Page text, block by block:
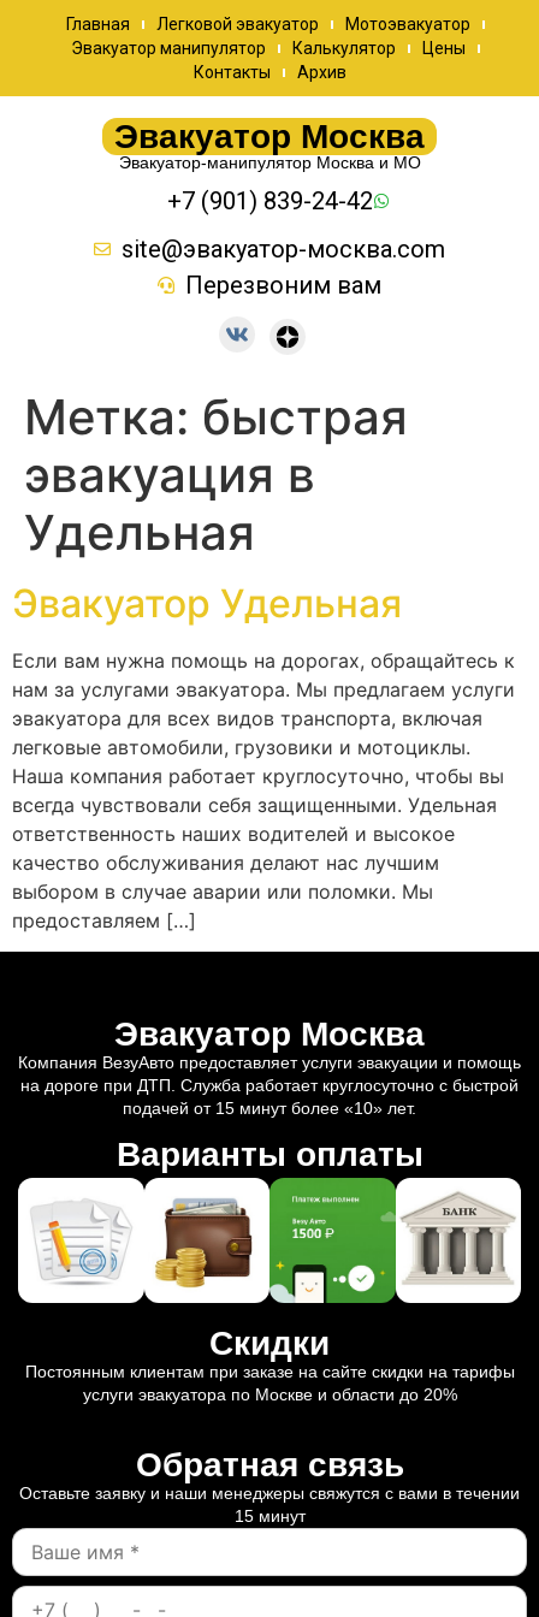
Главная Легковой эвакуатор
Мотоэвакуатор
Эвакуатор манипулятор
Калькулятор
Цены
Контакты
Архив
Эвакуатор Москва
Эвакуатор-манипулятор Москва и МО
+7 (901) 839-24-42
site@эвакуатор-москва.com
Перезвоним вам
Метка: быстрая
эвакуация в
Удельная
Эвакуатор Удельная
Если вам нужна помощь на дорогах, обращайтесь к
нам за услугами эвакуатора. Мы предлагаем услуги
эвакуатора для всех видов транспорта, включая
легковые автомобили, грузовики и мотоциклы.
Наша компания работает круглосуточно, чтобы вы
всегда чувствовали себя защищенными. Удельная
ответственность наших водителей и высокое
качество обслуживания делают нас лучшим
выбором в случае аварии или поломки. Мы
предоставляем […]
Эвакуатор Москва
Компания ВезуАвто предоставляет услуги эвакуации и помощь
на дороге при ДТП. Служба работает круглосуточно с быстрой
подачей от 15 минут более «10» лет.
Варианты оплаты
Скидки
Постоянным клиентам при заказе на сайте скидки на тарифы
услуги эвакуатора по Москве и области до 20%
Обратная связь
Оставьте заявку и наши менеджеры свяжутся с вами в течении
15 минут